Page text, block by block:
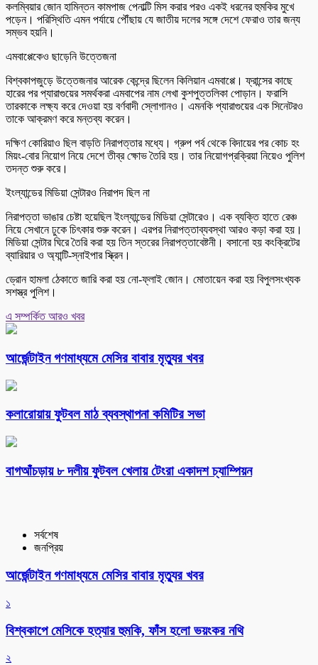
কলম্বিয়ার জোন হামিন্তন কামপাজ পেনাল্টি মিস করার পরও একই ধরনের হুমকির মুখে
পড়েন। পরিস্থিতি এমন পর্যায়ে পৌঁছায় যে জাতীয় দলের সঙ্গে দেশে ফেরাও তার জন্য
সম্ভব হয়নি।
এমবাপ্পেকেও ছাড়েনি উত্তেজনা
বিশ্বকাপজুড়ে উত্তেজনার আরেক কেন্দ্রে ছিলেন কিলিয়ান এমবাপ্পে। ফ্রান্সের কাছে
হারের পর প্যারাগুয়ের সমর্থকরা এমবাপের নাম লেখা কুশপুত্তলিকা পোড়ান। ফরাসি
তারকাকে লক্ষ্য করে দেওয়া হয় বর্ণবাদী স্লোগানও। এমনকি প্যারাগুয়ের এক সিনেটরও
তাকে আক্রমণ করে মন্তব্য করেন।
দক্ষিণ কোরিয়াও ছিল বাড়তি নিরাপত্তার মধ্যে। গ্রুপ পর্ব থেকে বিদায়ের পর কোচ হং
মিয়ং-বোর নিয়োগ নিয়ে দেশে তীব্র ক্ষোভ তৈরি হয়। তার নিয়োগপ্রক্রিয়া নিয়েও পুলিশ
তদন্ত শুরু করে।
ইংল্যান্ডের মিডিয়া সেন্টারও নিরাপদ ছিল না
নিরাপত্তা ভাঙার চেষ্টা হয়েছিল ইংল্যান্ডের মিডিয়া সেন্টারেও। এক ব্যক্তি হাতে রেঞ্চ
নিয়ে সেখানে ঢুকে চিৎকার শুরু করেন। এরপর নিরাপত্তাব্যবস্থা আরও কড়া করা হয়।
মিডিয়া সেন্টার ঘিরে তৈরি করা হয় তিন স্তরের নিরাপত্তাবেষ্টনী। বসানো হয় কংক্রিটের
ব্যারিয়ার ও অ্যান্টি-স্নাইপার স্ক্রিন।
ড্রোন হামলা ঠেকাতে জারি করা হয় নো-ফ্লাই জোন। মোতায়েন করা হয় বিপুলসংখ্যক
সশস্ত্র পুলিশ।
এ সম্পর্কিত আরও খবর
আর্জেন্টাইন গণমাধ্যমে মেসির বাবার মৃত্যুর খবর
কলারোয়ায় ফুটবল মাঠ ব্যবস্থাপনা কমিটির সভা
বাগআঁচড়ায় ৮ দলীয় ফুটবল খেলায় টেংরা একাদশ চ্যাম্পিয়ন
সর্বশেষ
জনপ্রিয়
আর্জেন্টাইন গণমাধ্যমে মেসির বাবার মৃত্যুর খবর
১
বিশ্বকাপে মেসিকে হত্যার হুমকি, ফাঁস হলো ভয়ংকর নথি
২